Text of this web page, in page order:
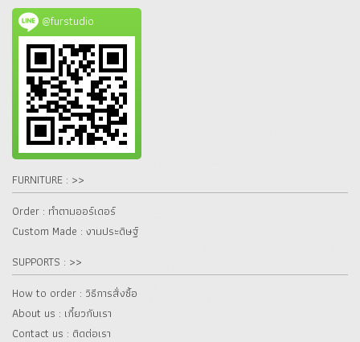
@furstudio
FURNITURE : >>
Order : ทำตามออร์เดอร์
Custom Made : งานประดิษฐ์
SUPPORTS : >>
How to order : วิธีการสั่งซื้อ
About us : เกี๋ยวกับเรา
Contact us : ติดต่อเรา